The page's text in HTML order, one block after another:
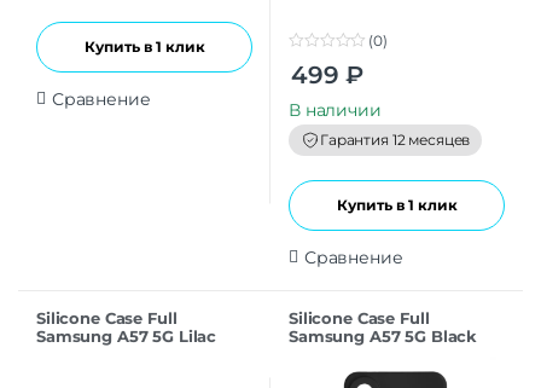
Купить в 1 клик
Сравнение
o
t
o
f
5
(0)
499 ₽
В наличии
Гарантия 12 месяцев
Купить в 1 клик
Сравнение
Silicone Case Full
Samsung A57 5G Lilac
Silicone Case Full
Samsung A57 5G Black